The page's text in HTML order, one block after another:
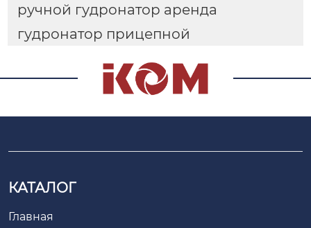
ручной гудронатор аренда
гудронатор прицепной
КАТАЛОГ
Главная